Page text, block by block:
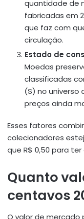
quantidade de
fabricadas em
que faz com
circulação.
Estado de
Moedas
classificadas
(S) no
preços ainda
Esses fatores
colecionadores
que R$ 0,50 para
Quanto
centavos